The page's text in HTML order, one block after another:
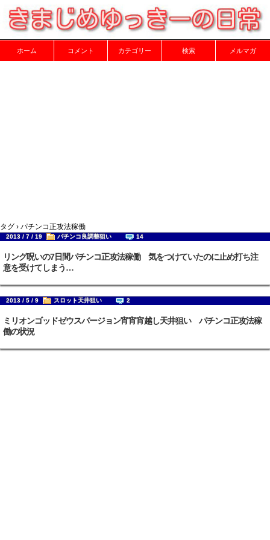
ホーム コメント カテゴリー 検索 メルマガ
タグ › パチンコ正攻法稼働
2013 / 7 / 19 パチンコ良調整狙い 14
リング呪いの7日間パチンコ正攻法稼働 気をつけていたのに止め打ち注
意を受けてしまう…
2013 / 5 / 9 スロット天井狙い 2
ミリオンゴッドゼウスバージョン宵宵宵越し天井狙い パチンコ正攻法稼
働の状況